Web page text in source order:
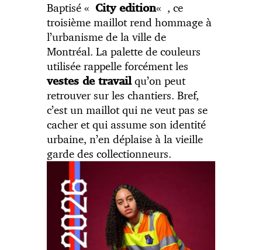
Baptisé «City edition« , ce
troisième maillot rend hommage à
l’urbanisme de la ville de
Montréal. La palette de couleurs
utilisée rappelle forcément les
vestes de travailqu’on peut
retrouver sur les chantiers. Bref,
c’est un maillot qui ne veut pas se
cacher et qui assume son identité
urbaine, n’en déplaise à la vieille
garde des collectionneurs.